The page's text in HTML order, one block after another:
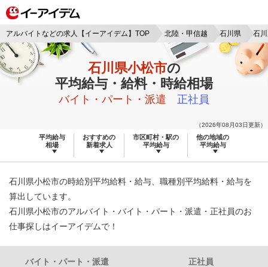
アルバイトなどの求人【イーアイデム】TOP 北陸・甲信越 石川県 石
石川県小松市の
平均給与・給料・時給相場
バイト・パート・派遣 正社員
（2026年08月03日更新）
平均給与
相場
おすすめの
新着求人
市区町村・駅の
平均給与
他の地域の
平均給与
石川県小松市の時給別平均給料・給与、職種別平均給料・給与を
算出しています。
石川県小松市のアルバイト・バイト・パート・派遣・正社員のお
仕事探しはイーアイデムで！
バイト・パート・派遣 正社員